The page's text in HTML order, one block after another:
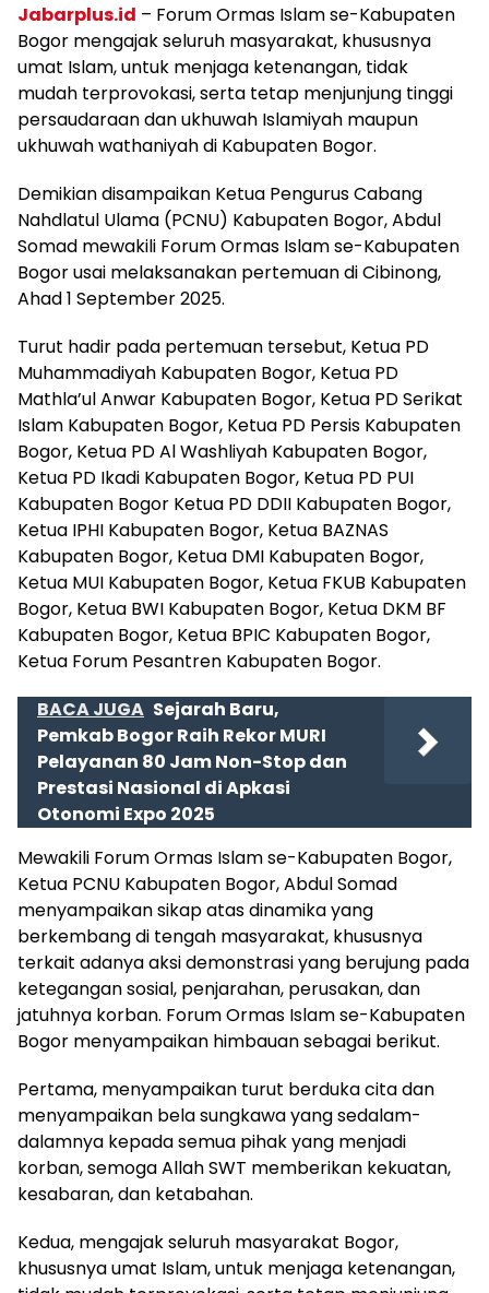
Jabarplus.id – Forum Ormas Islam se-Kabupaten
Bogor mengajak seluruh masyarakat, khususnya
umat Islam, untuk menjaga ketenangan, tidak
mudah terprovokasi, serta tetap menjunjung tinggi
persaudaraan dan ukhuwah Islamiyah maupun
ukhuwah wathaniyah di Kabupaten Bogor.
Demikian disampaikan Ketua Pengurus Cabang
Nahdlatul Ulama (PCNU) Kabupaten Bogor, Abdul
Somad mewakili Forum Ormas Islam se-Kabupaten
Bogor usai melaksanakan pertemuan di Cibinong,
Ahad 1 September 2025.
Turut hadir pada pertemuan tersebut, Ketua PD
Muhammadiyah Kabupaten Bogor, Ketua PD
Mathla’ul Anwar Kabupaten Bogor, Ketua PD Serikat
Islam Kabupaten Bogor, Ketua PD Persis Kabupaten
Bogor, Ketua PD Al Washliyah Kabupaten Bogor,
Ketua PD Ikadi Kabupaten Bogor, Ketua PD PUI
Kabupaten Bogor Ketua PD DDII Kabupaten Bogor,
Ketua IPHI Kabupaten Bogor, Ketua BAZNAS
Kabupaten Bogor, Ketua DMI Kabupaten Bogor,
Ketua MUI Kabupaten Bogor, Ketua FKUB Kabupaten
Bogor, Ketua BWI Kabupaten Bogor, Ketua DKM BF
Kabupaten Bogor, Ketua BPIC Kabupaten Bogor,
Ketua Forum Pesantren Kabupaten Bogor.
BACA JUGA Sejarah Baru,
Pemkab Bogor Raih Rekor MURI
Pelayanan 80 Jam Non-Stop dan
Prestasi Nasional di Apkasi
Otonomi Expo 2025
Mewakili Forum Ormas Islam se-Kabupaten Bogor,
Ketua PCNU Kabupaten Bogor, Abdul Somad
menyampaikan sikap atas dinamika yang
berkembang di tengah masyarakat, khususnya
terkait adanya aksi demonstrasi yang berujung pada
ketegangan sosial, penjarahan, perusakan, dan
jatuhnya korban. Forum Ormas Islam se-Kabupaten
Bogor menyampaikan himbauan sebagai berikut.
Pertama, menyampaikan turut berduka cita dan
menyampaikan bela sungkawa yang sedalam-
dalamnya kepada semua pihak yang menjadi
korban, semoga Allah SWT memberikan kekuatan,
kesabaran, dan ketabahan.
Kedua, mengajak seluruh masyarakat Bogor,
khususnya umat Islam, untuk menjaga ketenangan,